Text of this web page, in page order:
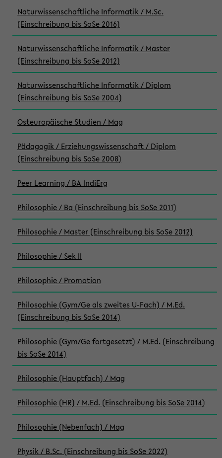
Naturwissenschaftliche Informatik / M.Sc.
(Einschreibung bis SoSe 2016)
Naturwissenschaftliche Informatik / Master
(Einschreibung bis SoSe 2012)
Naturwissenschaftliche Informatik / Diplom
(Einschreibung bis SoSe 2004)
Osteuropäische Studien / Mag
Pädagogik / Erziehungswissenschaft / Diplom
(Einschreibung bis SoSe 2008)
Peer Learning / BA IndiErg
Philosophie / Ba (Einschreibung bis SoSe 2011)
Philosophie / Master (Einschreibung bis SoSe 2012)
Philosophie / Sek II
Philosophie / Promotion
Philosophie (Gym/Ge als zweites U-Fach) / M.Ed.
(Einschreibung bis SoSe 2014)
Philosophie (Gym/Ge fortgesetzt) / M.Ed. (Einschreibung
bis SoSe 2014)
Philosophie (Hauptfach) / Mag
Philosophie (HR) / M.Ed. (Einschreibung bis SoSe 2014)
Philosophie (Nebenfach) / Mag
Physik / B.Sc. (Einschreibung bis SoSe 2022)